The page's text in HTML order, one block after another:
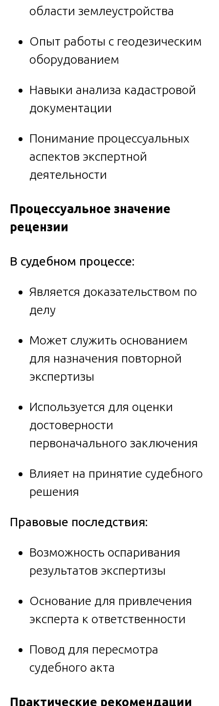
области землеустройства
Опыт работы с геодезическим
оборудованием
Навыки анализа кадастровой
документации
Понимание процессуальных
аспектов экспертной
деятельности
Процессуальное значение
рецензии
В судебном процессе:
Является доказательством по
делу
Может служить основанием
для назначения повторной
экспертизы
Используется для оценки
достоверности
первоначального заключения
Влияет на принятие судебного
решения
Правовые последствия:
Возможность оспаривания
результатов экспертизы
Основание для привлечения
эксперта к ответственности
Повод для пересмотра
судебного акта
Практические рекомендации